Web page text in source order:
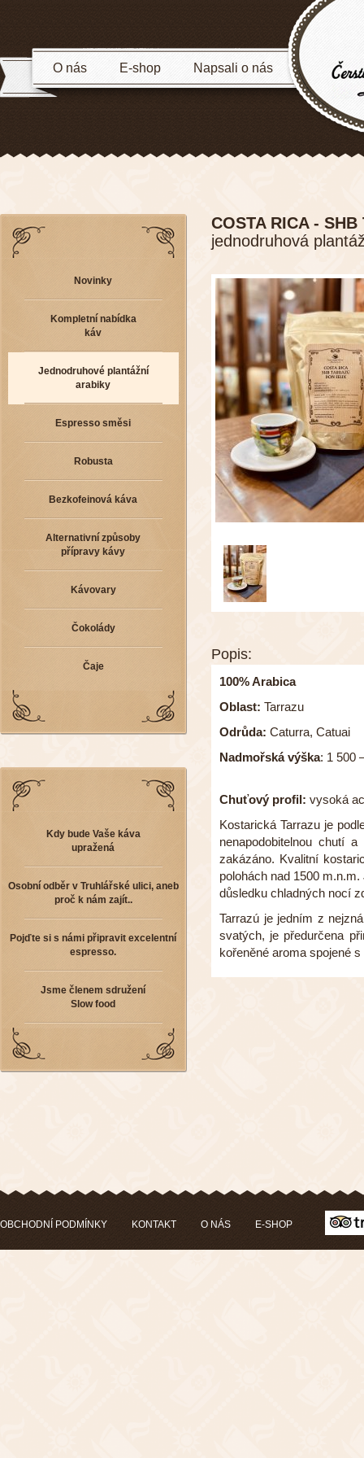
O nás E-shop Napsali o nás
Novinky
Kompletní nabídka
káv
Jednodruhové plantážní
arabiky
Espresso směsi
Robusta
Bezkofeinová káva
Alternativní způsoby
přípravy kávy
Kávovary
Čokolády
Čaje
Kdy bude Vaše káva
upražená
Osobní odběr v Truhlářské ulici, aneb
proč k nám zajít..
Pojďte si s námi připravit excelentní
espresso.
Jsme členem sdružení
Slow food
COSTA RICA -
jednodruhová
Popis:
100% Arabica
Oblast: Tarrazu
Odrůda: Caturra, Catuai
Nadmořská výška: 1 500
Chuťový profil: vysoká
Kostarická Tarrazu je
nenapodobitelnou chutí
zakázáno. Kvalitní
polohách nad 1500
důsledku chladných nocí
Tarrazú je jedním z
svatých, je předurčena
kořeněné aroma spojené
OBCHODNÍ PODMÍNKY KONTAKT O NÁS E-SHOP